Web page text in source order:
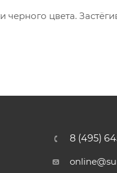
цвета.
8 (495)